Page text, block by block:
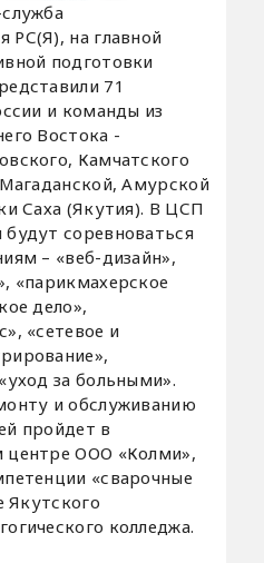
РС(Я), на главной
подготовки
71
и команды из
Востока -
Камчатского
Амурской
Саха (Якутия). В ЦСП
соревноваться
– «веб-дизайн»,
«парикмахерское
дело»,
«сетевое и
за больными».
и обслуживанию
пройдет в
центре ООО «Колми»,
«сварочные
Якутского
колледжа.